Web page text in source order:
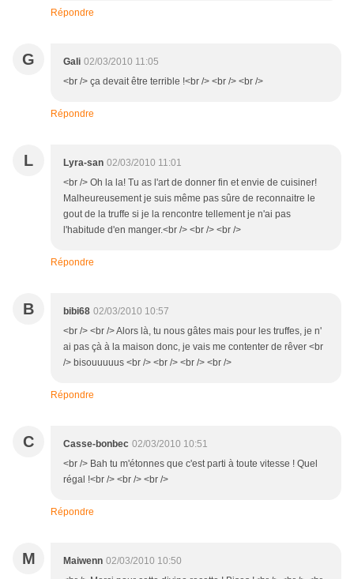
Répondre
G Gali 02/03/2010 11:05
<br /> ça devait être terrible !<br /> <br /> <br />
Répondre
L Lyra-san 02/03/2010 11:01
<br /> Oh la la! Tu as l'art de donner fin et envie de cuisiner!
Malheureusement je suis même pas sûre de reconnaitre le
gout de la truffe si je la rencontre tellement je n'ai pas
l'habitude d'en manger.<br /> <br /> <br />
Répondre
B bibi68 02/03/2010 10:57
<br /> <br /> Alors là, tu nous gâtes mais pour les truffes, je n'
ai pas çà à la maison donc, je vais me contenter de rêver <br
/> bisouuuuus <br /> <br /> <br /> <br />
Répondre
C Casse-bonbec 02/03/2010 10:51
<br /> Bah tu m'étonnes que c'est parti à toute vitesse ! Quel
régal !<br /> <br /> <br />
Répondre
M Maiwenn 02/03/2010 10:50